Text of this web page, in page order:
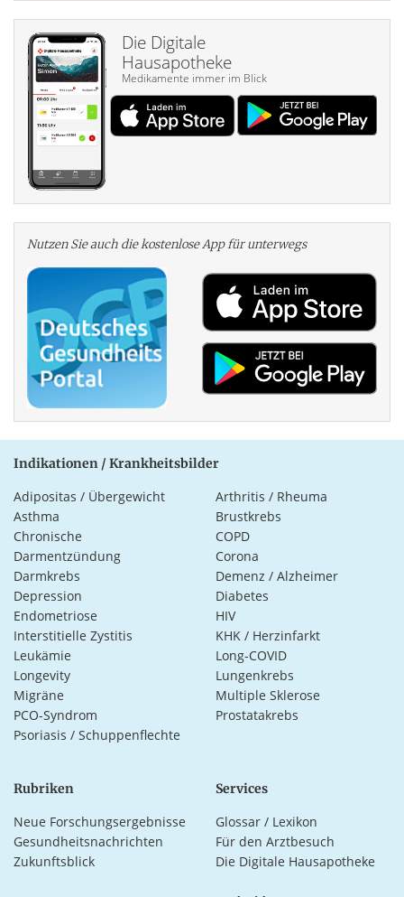
Die Digitale
Hausapotheke
Medikamente immer im Blick
Nutzen Sie auch die kosten­lose App für unterwegs
Indikationen / Krankheitsbilder
Adipositas / Übergewicht
Arthritis / Rheuma
Asthma
Brustkrebs
Chronische
Darmentzündung
COPD
Corona
Darmkrebs
Demenz / Alzheimer
Depression
Diabetes
Endometriose
HIV
Interstitielle Zystitis
KHK / Herzinfarkt
Leukämie
Long-COVID
Longevity
Lungenkrebs
Migräne
Multiple Sklerose
PCO-Syndrom
Prostatakrebs
Psoriasis / Schuppenflechte
Rubriken
Neue Forschungsergebnisse
Gesundheitsnachrichten
Zukunftsblick
Services
Glossar / Lexikon
Für den Arztbesuch
Die Digitale Hausapotheke